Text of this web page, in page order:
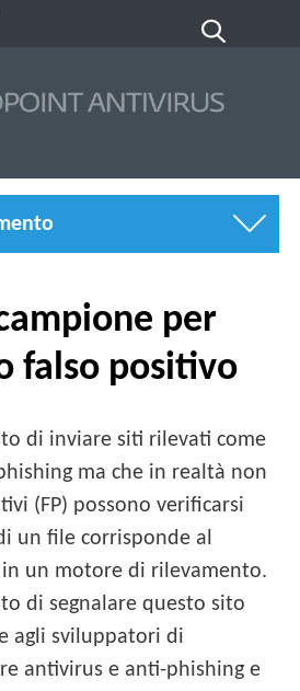
per
falso positivo
di inviare siti rilevati come
ma che in realtà non
(FP) possono verificarsi
un file corrisponde al
un motore di rilevamento.
di segnalare questo sito
agli sviluppatori di
antivirus e anti-phishing e